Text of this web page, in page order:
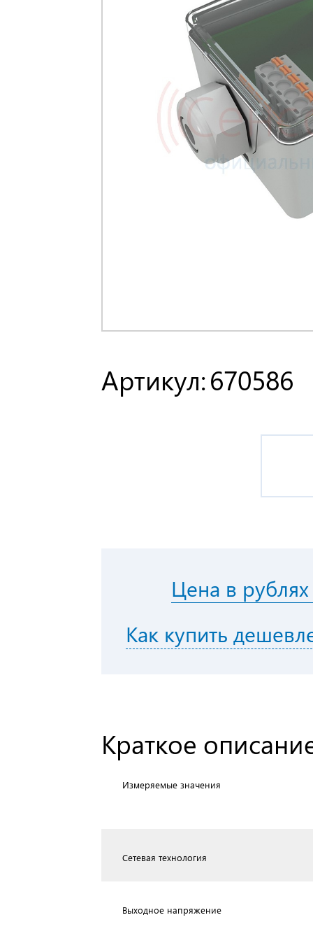
Артикул:670586
Цена в
Как купить
Краткое
Измеряемые значения
Сетевая технология
Выходное напряжение